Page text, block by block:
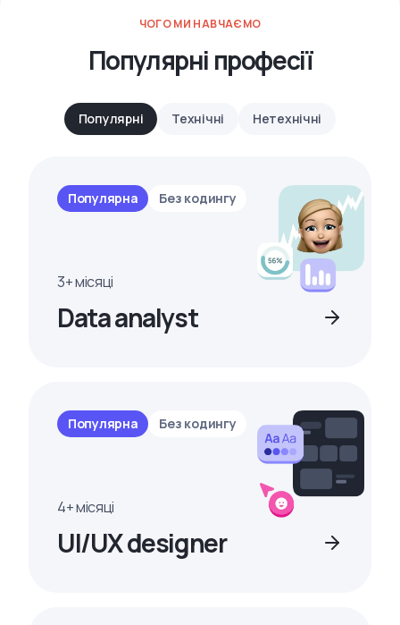
ЧОГО МИ НАВЧАЄМО
Популярні професії
Популярні Технічні Нетехнічні
Популярна Без кодингу
3+ місяці
Data analyst
Популярна Без кодингу
4+ місяці
UI/UX designer